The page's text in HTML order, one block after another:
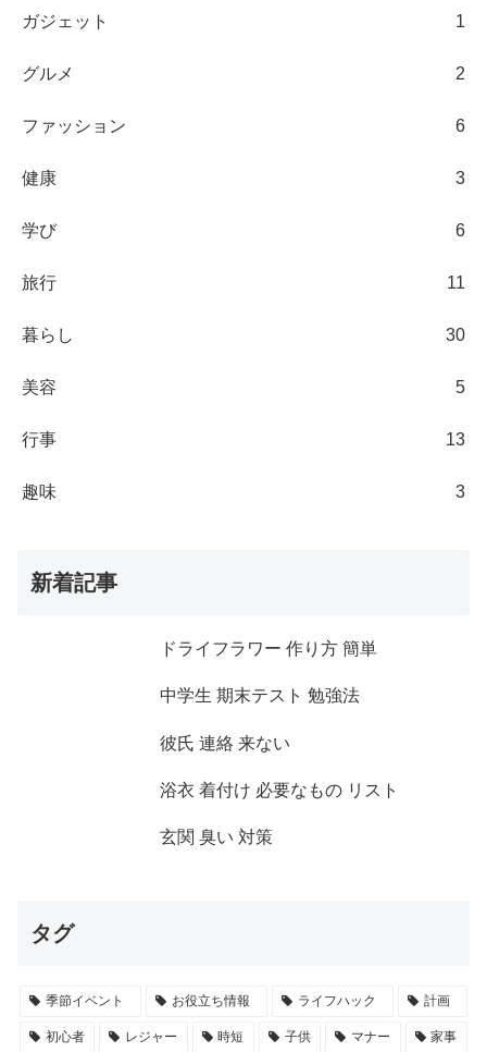
ガジェット 1
グルメ 2
ファッション 6
健康 3
学び 6
旅行 11
暮らし 30
美容 5
行事 13
趣味 3
新着記事
ドライフラワー 作り方 簡単
中学生 期末テスト 勉強法
彼氏 連絡 来ない
浴衣 着付け 必要なもの リスト
玄関 臭い 対策
タグ
季節イベント お役立ち情報 ライフハック 計画
初心者 レジャー 時短 子供 マナー 家事